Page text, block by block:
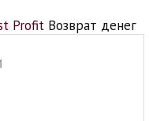
Profit Возврат денег